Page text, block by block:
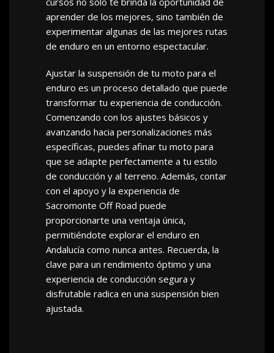
aprender de los mejores, sino también de
experimentar algunas de las mejores rutas
de enduro en un entorno espectacular.
Ajustar la suspensión de tu moto para el
enduro es un proceso detallado que puede
transformar tu experiencia de conducción.
Comenzando con los ajustes básicos y
avanzando hacia personalizaciones más
específicas, puedes afinar tu moto para
que se adapte perfectamente a tu estilo
de conducción y al terreno. Además, contar
con el apoyo y la experiencia de
Sacromonte Off Road puede
proporcionarte una ventaja única,
permitiéndote explorar el enduro en
Andalucía como nunca antes. Recuerda, la
clave para un rendimiento óptimo y una
experiencia de conducción segura y
disfrutable radica en una suspensión bien
ajustada.